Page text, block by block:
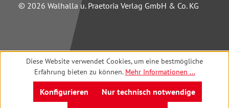
© 2026 Walhalla u. Praetoria Verlag GmbH & Co. KG
Diese Website verwendet Cookies, um eine bestmögliche
Erfahrung bieten zu können. Mehr Informationen ...
Nur technisch notwendige
Konfigurieren